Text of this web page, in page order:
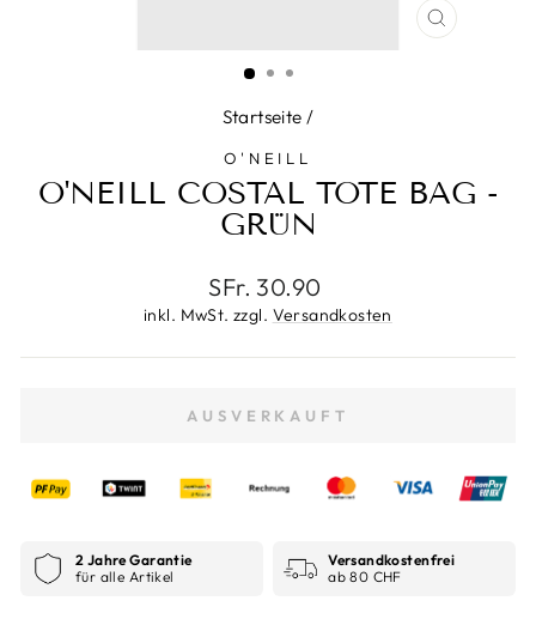
Startseite /
O'NEILL
O'NEILL COSTAL TOTE BAG -
GRÜN
Normaler
Preis
SFr. 30.90
inkl. MwSt. zzgl. Versandkosten
AUSVERKAUFT
2 Jahre Garantie
für alle Artikel
Versandkostenfrei
ab 80 CHF